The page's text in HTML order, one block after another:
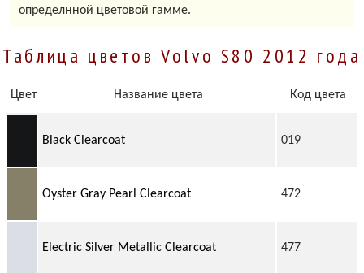
определнной цветовой гамме.
Таблица цветов Volvo S80 2012 года
Цвет Название цвета Код цвета
Black Clearcoat 019
Oyster Gray Pearl Clearcoat 472
Electric Silver Metallic Clearcoat 477